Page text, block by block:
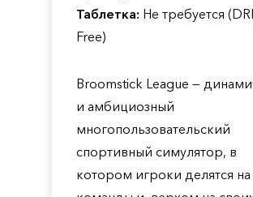
Таблетка: Не требуется
Free)
Broomstick League —
и амбициозный
многопользовательский
спортивный симулятор, в
котором игроки делятся на